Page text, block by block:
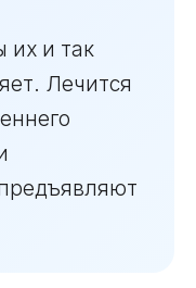
их и так
Лечится